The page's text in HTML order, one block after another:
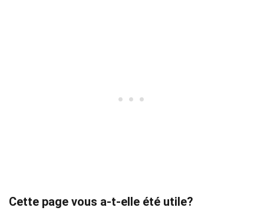
Cette page vous a-t-elle été utile?